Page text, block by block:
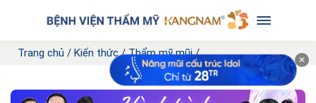
Trang chủ / Kiến thức/Thẩm mỹ mũi/
✕